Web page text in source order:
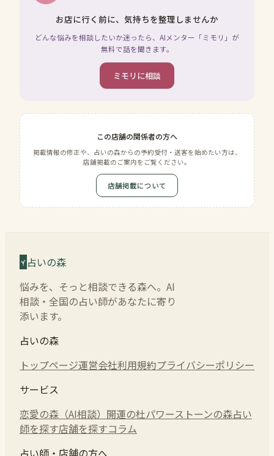
お店に行く前に、気持ちを整理しませんか
どんな悩みを相談したいか迷ったら、AIメンター「ミモリ」が
無料で話を聞きます。
ミモリに相談
この店舗の関係者の方へ
掲載情報の修正や、占いの森からの予約受付・送客を始めたい方は、
店舗掲載のご案内をご覧ください。
店舗掲載について
占いの森
悩みを、そっと相談できる森へ。AI
相談・全国の占い師があなたに寄り
添います。
占いの森
トップページ運営会社利用規約プライバシーポリシー
サービス
恋愛の森（AI相談） 開運の杜パワーストーンの森占い
師を探す店舗を探すコラム
占い師・店舗の方へ